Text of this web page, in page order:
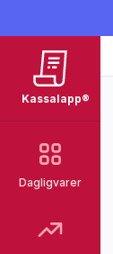
Kassalapp®
Dagligvarer